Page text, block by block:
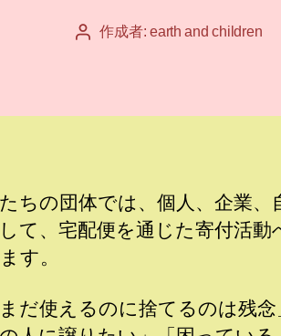
投
作成者:earth and children
ちの団体では、個人、企業、
て、宅配便を通じた寄付活
す。
まだ使えるのに捨てるのは残